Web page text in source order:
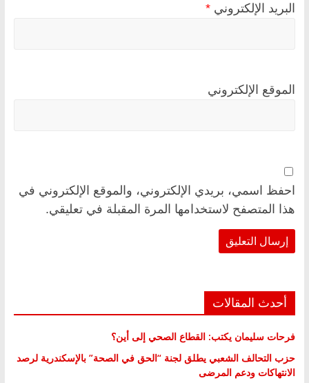
البريد الإلكتروني *
الموقع الإلكتروني
احفظ اسمي، بريدي الإلكتروني، والموقع الإلكتروني في
هذا المتصفح لاستخدامها المرة المقبلة في تعليقي.
أحدث المقالات
فرحات سليمان يكتب: القطاع الصحي إلى أين؟
حزب التحالف الشعبي يطلق لجنة “الحق في الصحة” بالإسكندرية لرصد
الانتهاكات ودعم المرضى